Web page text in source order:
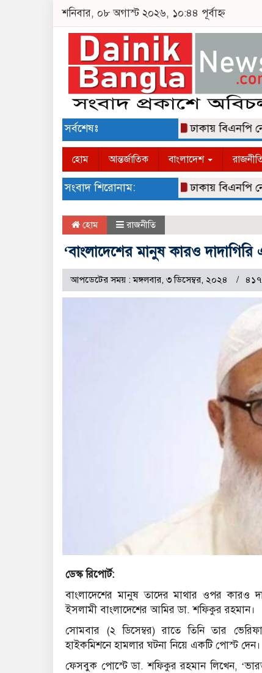
শনিবার, ০৮ অগাস্ট ২০২৬, ১০:৪৪ পূর্বাহ্ন
সর্বশেষঃ ঢাকায় বিএনপি
হোম আন্তর্জাতিক বাংলাদেশ
সংবাদ শিরোনাম: ঢাকায় বিএনপি
হোম রাজনীতি
‘বাংলাদেশের মানুষ কারও
আপডেটের সময় : মঙ্গলবার, ৩ ডিসেম্বর, ২০২৪ ৪১৭
ডেস্ক রিপোর্ট:
বাংলাদেশের মানুষ তাদের মাথার ওপর কারও
ইসলামী বাংলাদেশের আমির ডা. শফিকুর রহমান।
সোমবার (২ ডিসেম্বর) রাতে তিনি তার
হাইকমিশনে হামলার ঘটনা নিয়ে একটি পোস্ট দেন।
ফেসবুক পোস্টে ডা. শফিকুর রহমান লিখেন, ‘ভারত